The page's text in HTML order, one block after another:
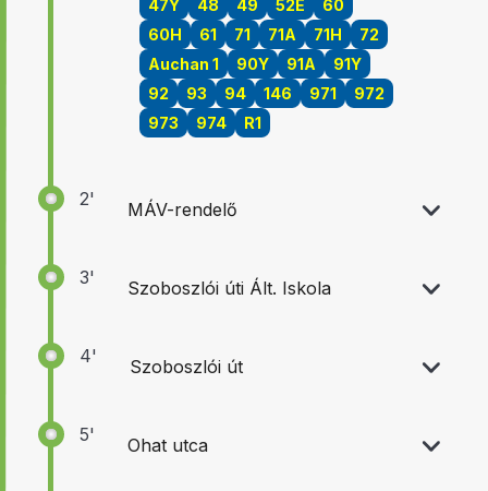
47Y
48 49 52E
60
60H
61 71 71A 71H
72
Auchan 1
90Y 91A
91Y
92
93 94 146 971
972
973
974 R1
2' MÁV-rendelő
3' Szoboszlói úti Ált. Iskola
4' Szoboszlói út
5' Ohat utca